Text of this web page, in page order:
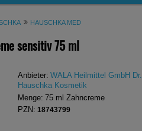
HAUSCHKA MED
sensitiv75 ml
Anbieter: WALA Heilmittel GmbH Dr.
Hauschka Kosmetik
Menge: 75 ml Zahncreme
PZN: 18743799